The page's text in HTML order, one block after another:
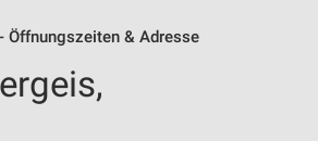
Öffnungszeiten & Adresse